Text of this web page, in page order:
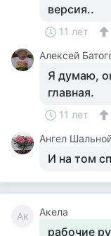
версия..
11 лет
Алексей
Я думаю,
главная.
11 лет
Ангел
И на том
Ак Акела
рабочие